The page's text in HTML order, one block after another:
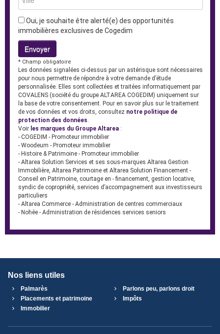
Oui, je souhaite être alerté(e) des opportunités
immobilières exclusives de Cogedim
* Champ obligatoire
Les données signalées ci-dessus par un astérisque sont nécessaires
pour nous permettre de répondre à votre demande d’étude
personnalisée. Elles sont collectées et traitées informatiquement par
COVALENS (société du groupe ALTAREA COGEDIM) uniquement sur
la base de votre consentement. Pour en savoir plus sur le traitement
de vos données et vos droits, consultez notre politique de
protection des données.
Voir les marques du Groupe Altarea :
- COGEDIM - Promoteur immobilier
- Woodeum - Promoteur immobilier
- Histoire & Patrimoine - Promoteur immobilier
- Altarea Solution Services et ses sous-marques Altarea Gestion
Immobilière, Altarea Patrimoine et Altarea Solution Financement -
Conseil en Patrimoine, courtage en - financement, gestion locative,
syndic de copropriété, services d’accompagnement aux investisseurs
particuliers
- Altarea Commerce - Administration de centres commerciaux
- Nohée - Administration de résidences services seniors
Nos liens utiles
Palmarès
Parlons peu, parlons droit
Placements et patrimoine
Impôts
Immobilier